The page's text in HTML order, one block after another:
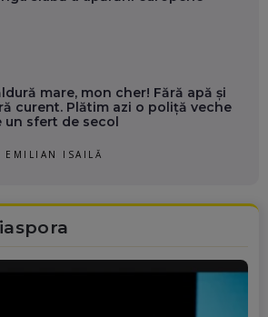
mare, mon cher! Fără apă și
curent. Plătim azi o poliță veche
un sfert de secol
EMILIAN ISAILĂ